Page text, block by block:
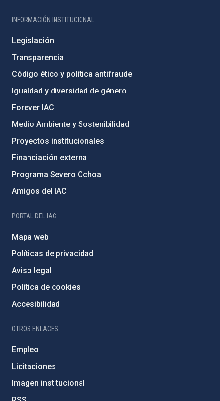
INFORMACIÓN INSTITUCIONAL
Legislación
Transparencia
Código ético y política antifraude
Igualdad y diversidad de género
Forever IAC
Medio Ambiente y Sostenibilidad
Proyectos institucionales
Financiación externa
Programa Severo Ochoa
Amigos del IAC
PORTAL DEL IAC
Mapa web
Políticas de privacidad
Aviso legal
Política de cookies
Accesibilidad
OTROS ENLACES
Empleo
Licitaciones
Imagen institucional